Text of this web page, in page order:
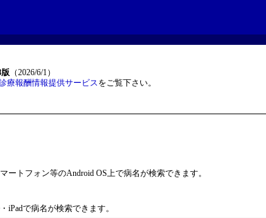
（2026/6/1）
療報酬情報提供サービスをご覧下さい。
ートフォン等のAndroid OS上で病名が検索できます。
iPadで病名が検索できます。